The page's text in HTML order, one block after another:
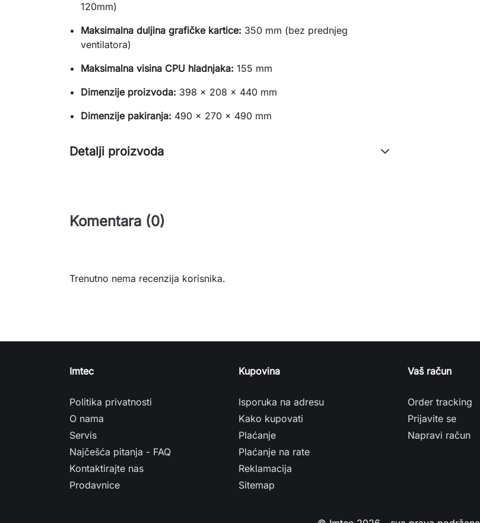
120mm)
Maksimalna duljina grafičke kartice: 350 mm (bez prednjeg
ventilatora)
Maksimalna visina CPU hladnjaka: 155 mm
Dimenzije proizvoda: 398 x 208 x 440 mm
Dimenzije pakiranja: 490 x 270 x 490 mm
Detalji proizvoda
Komentara (0)
Trenutno nema recenzija korisnika.
Imtec
Politika privatnosti
O nama
Servis
Najčešća pitanja - FAQ
Kontaktirajte nas
Prodavnice
Kupovina
Isporuka na adresu
Kako kupovati
Plaćanje
Plaćanje na rate
Reklamacija
Sitemap
Vaš račun
Order tracking
Prijavite se
Napravi račun